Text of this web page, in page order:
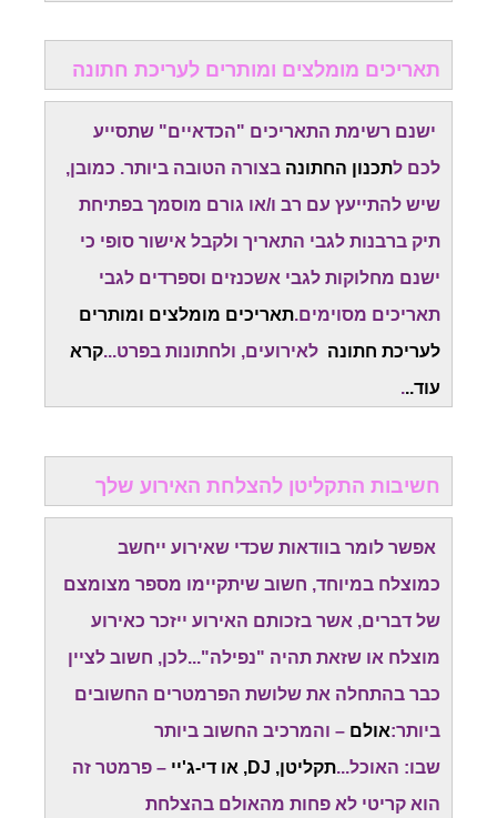
תאריכים מומלצים ומותרים לעריכת חתונה
ישנם רשימת התאריכים "הכדאיים" שתסייע
לכם לתכנון החתונה בצורה הטובה ביותר. כמובן,
שיש להתייעץ עם רב ו/או גורם מוסמך בפתיחת
תיק ברבנות לגבי התאריך ולקבל אישור סופי כי
ישנם מחלוקות לגבי אשכנזים וספרדים לגבי
תאריכים מסוימים.תאריכים מומלצים ומותרים
לעריכת חתונה לאירועים, ולחתונות בפרט...קרא
עוד...
חשיבות התקליטן להצלחת האירוע שלך
אפשר לומר בוודאות שכדי שאירוע ייחשב
כמוצלח במיוחד, חשוב שיתקיימו מספר מצומצם
של דברים, אשר בזכותם האירוע ייזכר כאירוע
מוצלח או שזאת תהיה "נפילה"...לכן, חשוב לציין
כבר בהתחלה את שלושת הפרמטרים החשובים
ביותר:אולם – והמרכיב החשוב ביותר
שבו: האוכל...תקליטן, DJ, או די-ג'יי
– פרמטר זה
הוא קריטי לא פחות מהאולם בהצלחת